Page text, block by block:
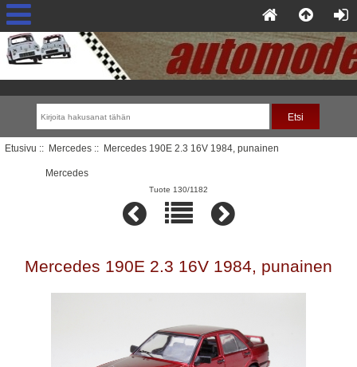
Etusivu :: Mercedes:: Mercedes 190E 2.3 16V 1984, punainen
Mercedes
Tuote 130/1182
Mercedes 190E 2.3 16V 1984, punainen